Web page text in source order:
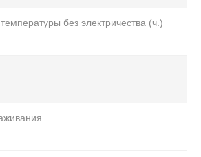
без электричества (ч.)